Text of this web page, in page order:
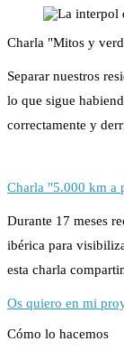
Charla "Mitos y
Separar nuestros
lo que sigue
correctamente y
Charla "5.000 km a
Durante 17 meses
ibérica para
esta charla
Os quiero en mi
Cómo lo hacemos